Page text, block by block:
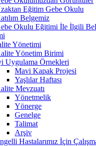
Eğitim Gebe Okulu
Belgemiz
Okulu Eğitimi İle İlgili
Yönetimi
Yönetim Birimi
Uygulama Örnekleri
Mavi Kapak Projesi
Yaşlılar Haftası
Mevzuatı
Yönetmelik
Yönerge
Genelge
Talimat
Arşiv
Hastalarımız İçin